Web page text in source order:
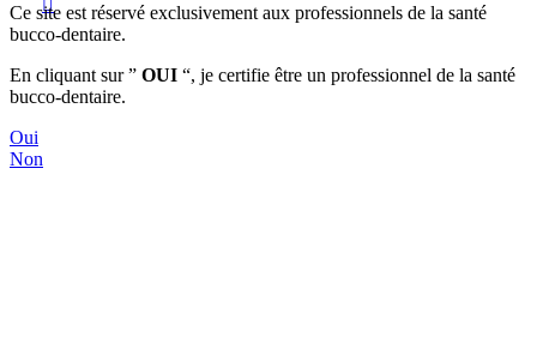
Ce site est réservé exclusivement aux professionnels de la santé
bucco-dentaire.
En cliquant sur ” OUI “, je certifie être un professionnel de la santé
bucco-dentaire.
Oui
Non